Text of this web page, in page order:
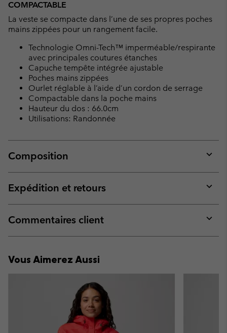
COMPACTABLE
La veste se compacte dans l’une de ses propres poches
mains zippées pour un rangement facile.
Technologie Omni-Tech™ imperméable/respirante
avec principales coutures étanches
Capuche tempête intégrée ajustable
Poches mains zippées
Ourlet réglable à l’aide d’un cordon de serrage
Compactable dans la poche mains
Hauteur du dos : 66.0cm
Utilisations: Randonnée
Composition
or
Expédition et retours
or
Commentaires client
or
Vous Aimerez Aussi